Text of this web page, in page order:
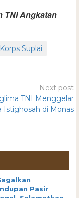
TNI Angkatan
Korps Suplai
Next post
TNI Menggelar
Istighosah di Monas
Pasir